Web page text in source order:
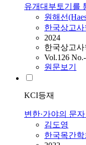
유개대부토기를
원해선
한국상고사
2024
한국상고사
Vol.126 No.-
원문보기
KCI등재
변한·가야의 문
김도영
한국목간학